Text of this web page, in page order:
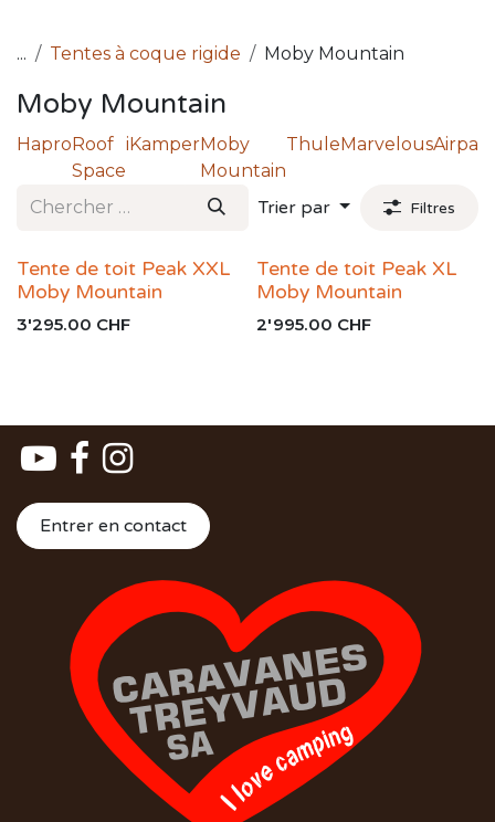
... Tentes à coque rigide Moby Mountain
Moby Mountain
Hapro Roof
Space
iKamperMoby
Mountain
Thule MarvelousAirpass
Trier par Filtres
Tente de toit Peak XXL
Moby Mountain
3'295.00 CHF
Tente de toit Peak XL
Moby Mountain
2'995.00 CHF
Entrer en contact